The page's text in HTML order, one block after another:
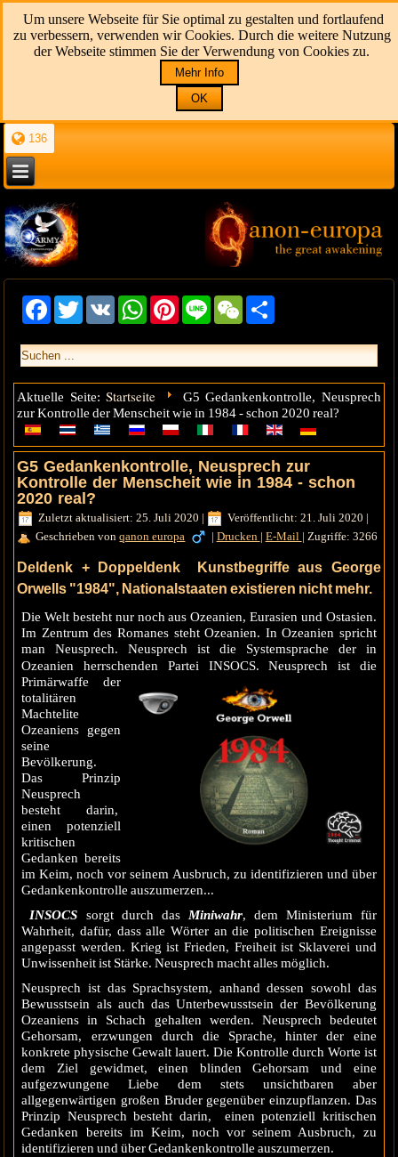
Um unsere Webseite für Sie optimal zu gestalten und fortlaufend
zu verbessern, verwenden wir Cookies. Durch die weitere Nutzung
der Webseite stimmen Sie der Verwendung von Cookies zu.
Mehr Info
OK
136
FacebookTwitterVK WhatsAppPinterest
Line WeChat
Aktuelle Seite:Startseite
G5 Gedankenkontrolle, Neusprech
zur Kontrolle der Menscheit wie in 1984 - schon 2020 real?
G5 Gedankenkontrolle, Neusprech zur
Kontrolle der Menscheit wie in 1984 - schon
2020 real?
Zuletzt aktualisiert: 25. Juli 2020 | Veröffentlicht: 21. Juli 2020 |
Geschrieben vonqanon europa | Drucken | E-Mail | Zugriffe: 3266
Deldenk + Doppeldenk Kunstbegriffe aus George
Orwells "1984", Nationalstaaten existieren nicht mehr.
Die Welt besteht nur noch aus Ozeanien, Eurasien und Ostasien.
Im Zentrum des Romanes steht Ozeanien. In Ozeanien spricht
man Neusprech. Neusprech ist die Systemsprache der in
Ozeanien herrschenden Partei INSOCS. Neusprech ist die
Primärwaffe der
totalitären
Machtelite
Ozeaniens gegen
seine
Bevölkerung.
Das Prinzip
Neusprech
besteht darin,
einen potenziell
kritischen
Gedanken bereits
im Keim, noch vor seinem Ausbruch, zu identifizieren und über
Gedankenkontrolle auszumerzen...
INSOCS
sorgt durch das Miniwahr, dem Ministerium für
Wahrheit, dafür, dass alle Wörter an die politischen Ereignisse
angepasst werden. Krieg ist Frieden, Freiheit ist Sklaverei und
Unwissenheit ist Stärke. Neusprech macht alles möglich.
Neusprech ist das Sprachsystem, anhand dessen sowohl das
Bewusstsein als auch das Unterbewusstsein der Bevölkerung
Ozeaniens in Schach gehalten werden. Neusprech bedeutet
Gehorsam, erzwungen durch die Sprache, hinter der eine
konkrete physische Gewalt lauert. Die Kontrolle durch Worte ist
dem Ziel gewidmet, einen blinden Gehorsam und eine
aufgezwungene Liebe dem stets unsichtbaren aber
allgegenwärtigen großen Bruder gegenüber einzupflanzen. Das
Prinzip Neusprech besteht darin, einen potenziell kritischen
Gedanken bereits im Keim, noch vor seinem Ausbruch, zu
identifizieren und über Gedankenkontrolle auszumerzen.